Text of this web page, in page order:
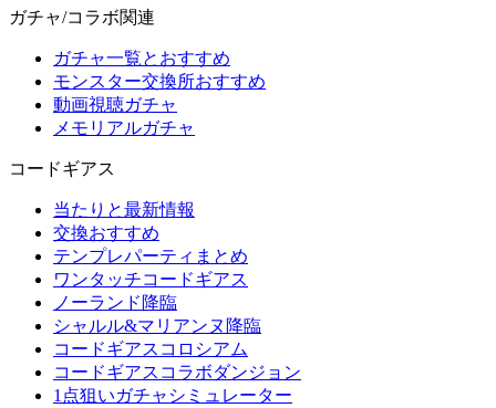
ガチャ/コラボ関連
ガチャ一覧とおすすめ
モンスター交換所おすすめ
動画視聴ガチャ
メモリアルガチャ
コードギアス
当たりと最新情報
交換おすすめ
テンプレパーティまとめ
ワンタッチコードギアス
ノーランド降臨
シャルル&マリアンヌ降臨
コードギアスコロシアム
コードギアスコラボダンジョン
1点狙いガチャシミュレーター